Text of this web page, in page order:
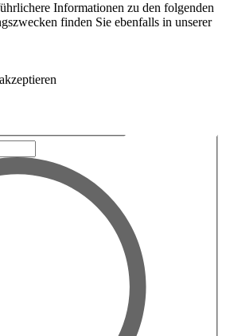
Informationen zu den folgenden
finden Sie ebenfalls in unserer